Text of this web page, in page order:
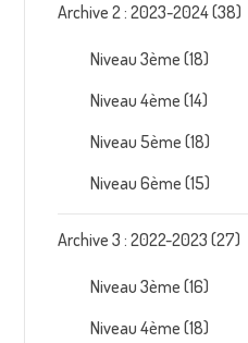
Archive 2 : 2023-2024(38)
Niveau 3ème (18)
Niveau 4ème (14)
Niveau 5ème (18)
Niveau 6ème (15)
Archive 3 : 2022-2023 (27)
Niveau 3ème (16)
Niveau 4ème (18)